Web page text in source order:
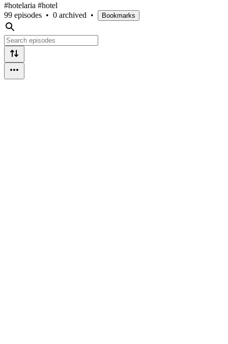
#hotelaria #hotel
99 episodes • 0 archived • Bookmarks